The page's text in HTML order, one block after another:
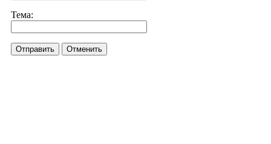
Тема:
Отправить Отменить